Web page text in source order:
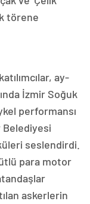
törene
ay-
İzmir Soğuk
performansı
seslendirdi.
para motor
askerlerin